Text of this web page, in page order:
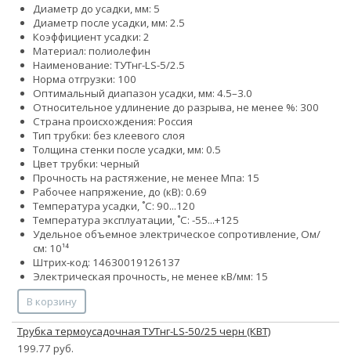
Диаметр до усадки, мм: 5
Диаметр после усадки, мм: 2.5
Коэффициент усадки: 2
Материал: полиолефин
Наименование: ТУТнг-LS-5/2.5
Норма отгрузки: 100
Оптимальный диапазон усадки, мм: 4.5–3.0
Относительное удлинение до разрыва, не менее %: 300
Страна происхождения: Россия
Тип трубки: без клеевого слоя
Толщина стенки после усадки, мм: 0.5
Цвет трубки: черный
Прочность на растяжение, не менее Мпа: 15
Рабочее напряжение, до (кВ): 0.69
Температура усадки, ˚С: 90...120
Температура эксплуатации, ˚С: -55...+125
Удельное объемное электрическое сопротивление, Ом/
см: 10¹⁴
Штрих-код: 14630019126137
Электрическая прочность, не менее кВ/мм: 15
В корзину
Трубка термоусадочная ТУТнг-LS-50/25 черн (КВТ)
199.77 руб.